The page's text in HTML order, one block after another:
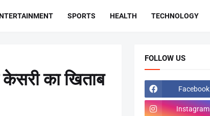
SPORTS HEALTH TECHNOLOGY
केसरी का खिताब
FOLLOW US
Facebook
Instagram